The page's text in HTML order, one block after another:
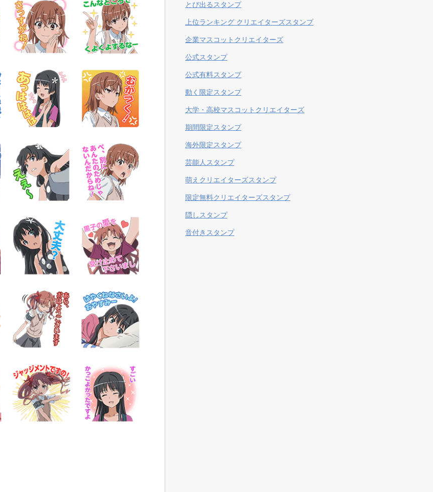
とび出るスタンプ
上位ランキング クリエイターズスタンプ
企業マスコットクリエイターズ
公式スタンプ
公式有料スタンプ
動く限定スタンプ
大学・高校マスコットクリエイターズ
期間限定スタンプ
海外限定スタンプ
芸能人スタンプ
萌えクリエイターズスタンプ
限定無料クリエイターズスタンプ
隠しスタンプ
音付きスタンプ